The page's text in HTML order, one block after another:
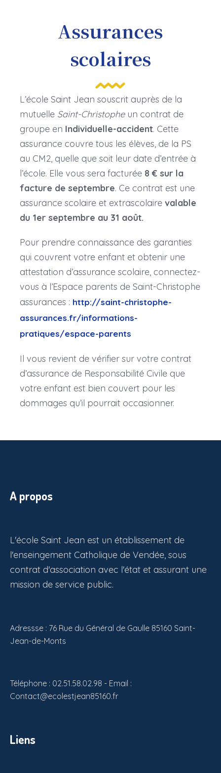
Assurances
scolaires
L’école Saint Jean souscrit auprès de la
mutuelle Saint-Christopheun contrat de
groupe en Individuelle-accident. Cette
assurance couvre tous les élèves, de la PS
au CM2, quelle que soit leur date d’entrée à
l’école. Elle vous sera facturée 8 € sur la
facture de septembre. Ce contrat est une
assurance scolaire et extrascolaire valable
du 1er septembre au 31 août.
Pour prendre connaissance des garanties
qui couvrent votre enfant et obtenir une
attestation d’assurance scolaire, connectez-
vous à l’Espace parents de Saint-Christophe
assurances : http://saint-christophe-
assurances.fr/informations-
pratiques/espace-parents
Il vous revient de vérifier sur votre contrat
d’assurance de Responsabilité Civile que
votre enfant est bien couvert pour les
dommages qu’il pourrait occasionner.
A propos
L'école Saint Jean est un établissement de
l'enseingement Catholique de Vendée, sous
contrat d'association avec l'état et assurant une
mission de service public.
Adressse : 76 Rue du Général de Gaulle 85160 Saint-
Jean-de-Monts
Téléphone : 02.51.58.02.98 - Email :
Contact@ecolestjean85160.fr
Liens